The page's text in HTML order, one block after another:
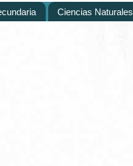
Ciencias Naturales